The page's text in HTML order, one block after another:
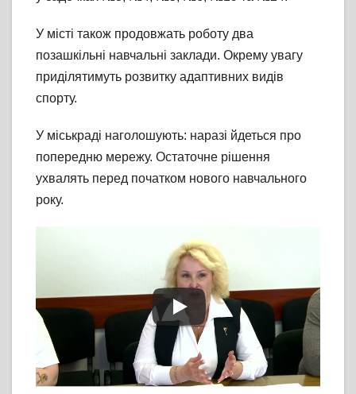
У місті також продовжать роботу два
позашкільні навчальні заклади. Окрему увагу
приділятимуть розвитку адаптивних видів
спорту.
У міськраді наголошують: наразі йдеться про
попередню мережу. Остаточне рішення
ухвалять перед початком нового навчального
року.